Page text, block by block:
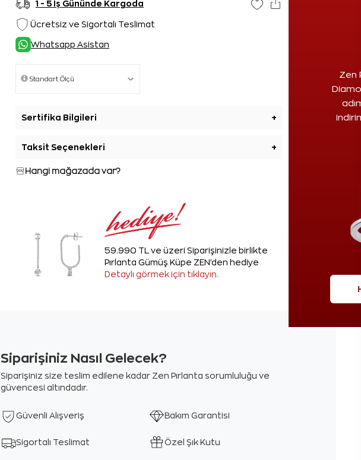
Zen
1 - 5 İş Gününde Kargoda
Ücretsiz ve Sigortalı Teslimat
Whatsapp Asistan
Sertifika Bilgileri +
Taksit Seçenekleri +
Hangi mağazada var?
59.990 TL ve üzeri Siparişinizle birlikte
Pırlanta Gümüş Küpe ZEN'den hediye
Detaylı görmek için tıklayın.
Siparişiniz Nasıl Gelecek?
Siparişiniz size teslim edilene kadar Zen Pırlanta sorumluluğu ve
güvencesi altındadır.
Güvenli Alışveriş Bakım Garantisi
Sigortalı Teslimat Özel Şık Kutu